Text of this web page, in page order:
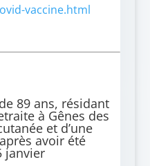
vaccine.html
89 ans, résidant
à Gênes des
et d’une
avoir été
janvier